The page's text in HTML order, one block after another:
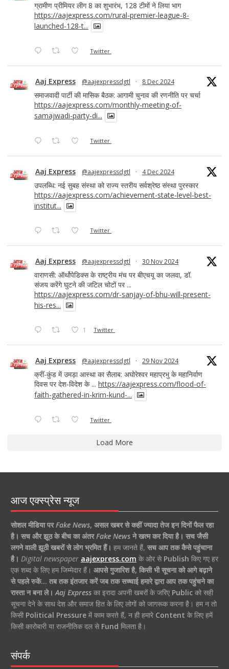
ग्रामीण प्रीमियर लीग 8 का शुभारंभ, 128 टीमों ने लिया भाग
https://aajexpress.com/rural-premier-league-8-
launched-128-t...
Twitter
Aaj Express @aajexpressdgtl · 8 Dec 2024
समाजवादी पार्टी की मासिक बैठक: आगामी चुनाव की रणनीति पर चर्चा
https://aajexpress.com/monthly-meeting-of-
samajwadi-party-di...
Twitter
Aaj Express @aajexpressdgtl · 4 Dec 2024
उपलब्धि: नई सुबह संस्था को राज्य स्तरीय सर्वश्रेष्ठ संस्था पुरस्कार
https://aajexpress.com/achievement-state-level-best-
institut...
Twitter
Aaj Express @aajexpressdgtl · 30 Nov 2024
वाराणसी: ऑर्थोपेडिक्स के राष्ट्रीय मंच पर बीएचयू का जलवा, डॉ.
संजय करेंगे घुटने की जटिल चोटों पर ...
https://aajexpress.com/dr-sanjay-of-bhu-will-present-
his-res...
1 Twitter
Aaj Express @aajexpressdgtl · 29 Nov 2024
क्रीं-कुंड में उमड़ा आस्था का सैलाब: अघोरेश्वर महाप्रभु के महानिर्वाण
दिवस पर देश-विदेश के ... https://aajexpress.com/flood-of-
faith-gathered-in-krim-kund-...
Twitter
Load More
आज एक्स्प्रेस न्यूज
सोशल मीडिया परFake News, असल खबर से कहीं ज्यादा तेज इन दिनों फैल रहा
है। सच और झूठ के बीच का अंतरFake Newsने खत्म कर दिया है। सच जैसी
लगने वाली झूठी खबरों से लोग भ्रमित हैं। हम जानते हैं, सच आप तक कैसे पहुंचाना
है। Digital newspaper aajexpress.com के ओर से Publish किए गए हर
एक शब्द के लिए हम जिम्मेदार हैं। आपसे गुजारिश है, किसी भी सूचना को आगे बढ़ाने
से पहले रुकें… तब तक इंतजार करें जब तक सच्चाई हमारे द्वारा आप तक पहुंचने का
रास्ता न बना ले। Aaj Expressका इरादा अपनी खबरों के जरिए Publicको सही
सूचना देने के साथ देश और समाज हित के लिए लोगों को जागरूक करना है। हम न तो
किसी Political Pressureमें काम करते हैं, न ही हमारे Content के लिए हमें
किसी कारोबारी या राजनीतिक दल से Fund मिलता है।
संपर्क